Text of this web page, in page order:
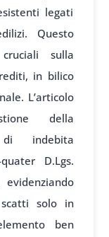
legati
Questo
sulla
in bilico
L’articolo
della
indebita
D.Lgs.
solo in
ben